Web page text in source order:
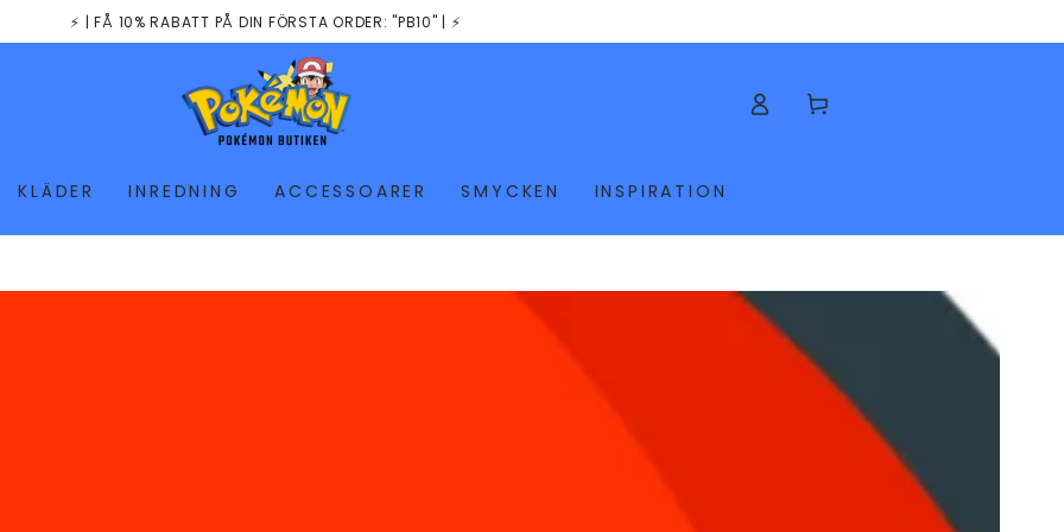
⚡️ | FÅ 10% RABATT PÅ DIN FÖRSTA ORDER: "PB10" | ⚡️
KLÄDER INREDNING ACCESSOARER SMYCKEN INSPIRATION
Kundvagn